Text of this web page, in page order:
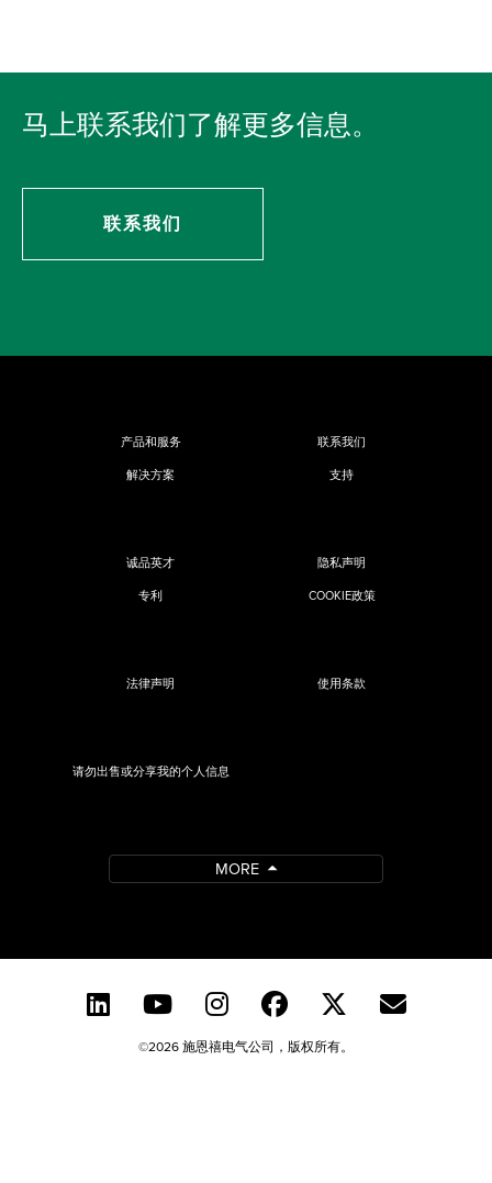
马上联系我们了解更多信息。
联系我们
产品和服务
解决方案
联系我们
支持
诚品英才
专利
隐私声明
COOKIE政策
法律声明 使用条款
请勿出售或分享我的个人信息
MORE
©2026 施恩禧电气公司，版权所有。